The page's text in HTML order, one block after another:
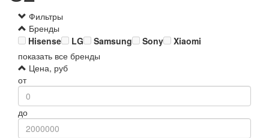
Фильтры
Бренды
Hisense
LG Samsung Sony
Xiaomi
показать все бренды
Цена, руб
от
до